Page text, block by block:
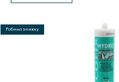
Робимо знижку